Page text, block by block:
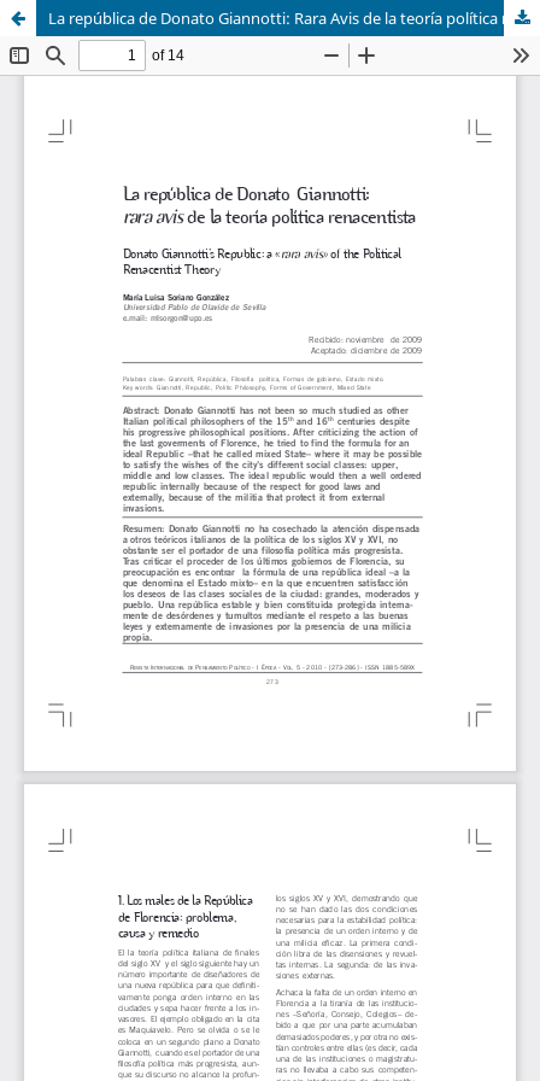
La república de Donato Giannotti: Rara Avis de la teoría política renacentista